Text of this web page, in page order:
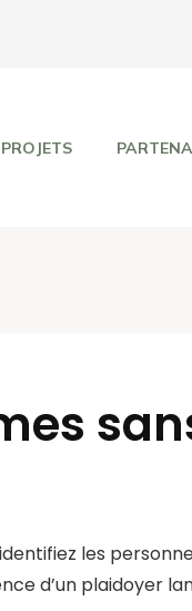
PROJETS
les
d’un plaidoyer